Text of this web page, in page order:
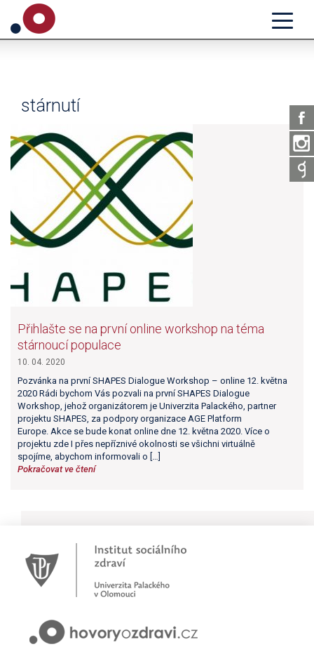
stárnutí
Přihlašte se na první online workshop na téma
stárnoucí populace
10. 04. 2020
Pozvánka na první SHAPES Dialogue Workshop – online 12. května
2020 Rádi bychom Vás pozvali na první SHAPES Dialogue
Workshop, jehož organizátorem je Univerzita Palackého, partner
projektu SHAPES, za podpory organizace AGE Platform
Europe. Akce se bude konat online dne 12. května 2020. Více o
projektu zde I přes nepříznivé okolnosti se všichni virtuálně
spojíme, abychom informovali o […]
Pokračovat ve čtení
Novinky
Přihlašte se na první online workshop na téma stárnoucí
Zkušenosti rodičů dětí s epilepsií
Začínáme nové téma! Sluchová vada u dětí